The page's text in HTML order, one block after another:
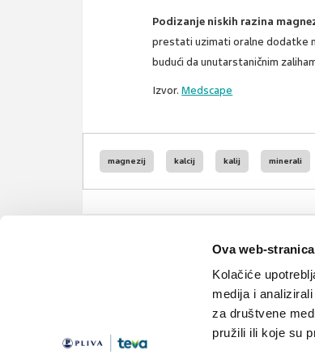
Ova web-
Kolačiće
medija i
za društvene
pružili ili koje su
Podizanje niskih razina
prestati uzimati oralne dodatke
budući da unutarstaničnim
Izvor.Medscape
magnezij kalcij kalij minerali